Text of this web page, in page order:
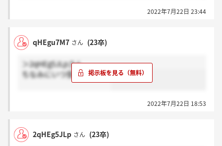
2022年7月22日 23:44
qHEgu7M7 さん (23卒)
＞2qHEg5JLpさん
ちなみにいつ受けました？
2022年7月22日 18:53
2qHEg5JLp さん (23卒)